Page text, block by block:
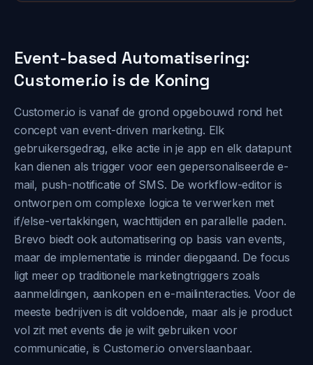
Event-based Automatisering:
Customer.io is de Koning
Customer.io is vanaf de grond opgebouwd rond het
concept van event-driven marketing. Elk
gebruikersgedrag, elke actie in je app en elk datapunt
kan dienen als trigger voor een gepersonaliseerde e-
mail, push-notificatie of SMS. De workflow-editor is
ontworpen om complexe logica te verwerken met
if/else-vertakkingen, wachttijden en parallelle paden.
Brevo biedt ook automatisering op basis van events,
maar de implementatie is minder diepgaand. De focus
ligt meer op traditionele marketingtriggers zoals
aanmeldingen, aankopen en e-mailinteracties. Voor de
meeste bedrijven is dit voldoende, maar als je product
vol zit met events die je wilt gebruiken voor
communicatie, is Customer.io onverslaanbaar.